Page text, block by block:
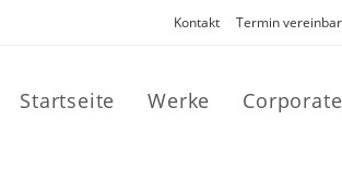
Kontakt Termin
Startseite Werke